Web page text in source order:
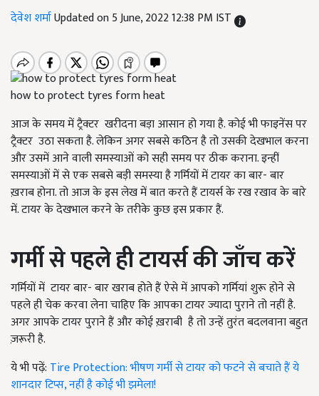
देवेश शर्माUpdated on 5 June, 2022 12:38 PM IST
how to protect tyres form heat
आज के समय में ट्रैक्टर खरीदना बड़ा आसान हो गया है. कोई भी फाइनेंस पर
ट्रैक्टर उठा सकता है. लेकिन अगर सबसे कठिन है तो उसकी देखभाल करना
और उसमें आने वाली समस्याओं को सही समय पर ठीक कराना. इन्हीं
समस्याओं में से एक सबसे बड़ी समस्या है गर्मियों में टायर का बार- बार
ख़राब होना. तो आज के इस लेख में बात करते हैं टायर्स के रख रखाव के बारे
में. टायर के देखभाल करने के तरीके कुछ इस प्रकार हैं.
गर्मी से पहले ही टायर्स की जाँच करें
गर्मियों में टायर बार- बार खराब होते हैं ऐसे में आपको गर्मियां शुरू होने से
पहले ही चेक करवा लेना चाहिए कि आपका टायर ज्यादा पुराने तो नहीं है.
अगर आपके टायर पुराने हैं और कोई ख़राबी है तो उन्हें तुरंत बदलवाना बहुत
ज़रूरी है.
ये भी पढ़ें: Tire Protection: भीषण गर्मी से टायर को फटने से बचाते हैं ये
शानदार टिप्स, नहीं है कोई भी झमेला!